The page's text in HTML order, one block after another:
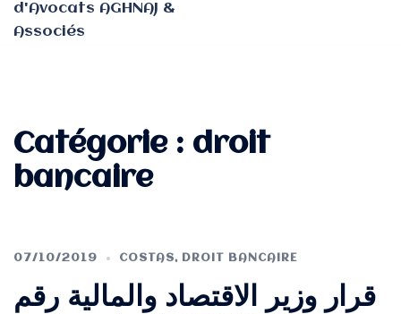
d'Avocats AGHNAJ &
Associés
Catégorie : droit
bancaire
07/10/2019 COSTAS, DROIT BANCAIRE
قرار وزير الاقتصاد والمالية رقم